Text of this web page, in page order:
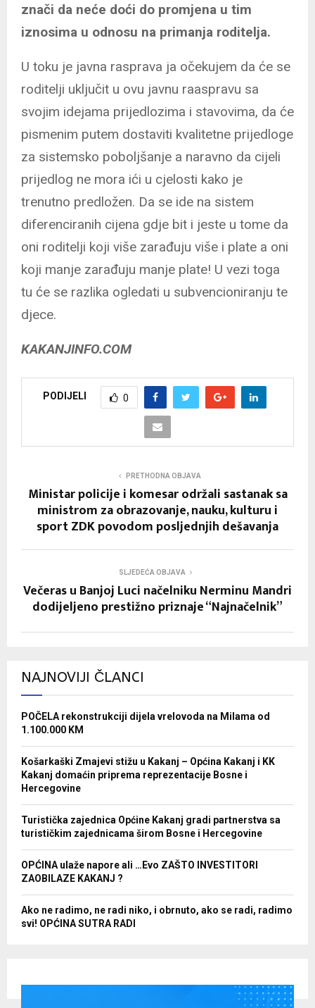
znači da neće doći do promjena u tim
iznosima u odnosu na primanja roditelja.
U toku je javna rasprava ja očekujem da će se
roditelji uključit u ovu javnu raaspravu sa
svojim idejama prijedlozima i stavovima, da će
pismenim putem dostaviti kvalitetne prijedloge
za sistemsko poboljšanje a naravno da cijeli
prijedlog ne mora ići u cjelosti kako je
trenutno predložen. Da se ide na sistem
diferenciranih cijena gdje bit i jeste u tome da
oni roditelji koji više zarađuju više i plate a oni
koji manje zarađuju manje plate! U vezi toga
tu će se razlika ogledati u subvencioniranju te
djece.
KAKANJINFO.COM
PODIJELI 0
PRETHODNA OBJAVA
Ministar policije i komesar održali sastanak sa
ministrom za obrazovanje, nauku, kulturu i
sport ZDK povodom posljednjih dešavanja
SLJEDEĆA OBJAVA
Večeras u Banjoj Luci načelniku Nerminu Mandri
dodijeljeno prestižno priznaje “Najnačelnik”
NAJNOVIJI ČLANCI
POČELA rekonstrukciji dijela vrelovoda na Milama od
1.100.000 KM
Košarkaški Zmajevi stižu u Kakanj – Općina Kakanj i KK
Kakanj domaćin priprema reprezentacije Bosne i
Hercegovine
Turistička zajednica Općine Kakanj gradi partnerstva sa
turističkim zajednicama širom Bosne i Hercegovine
OPĆINA ulaže napore ali …Evo ZAŠTO INVESTITORI
ZAOBILAZE KAKANJ ?
Ako ne radimo, ne radi niko, i obrnuto, ako se radi, radimo
svi! OPĆINA SUTRA RADI